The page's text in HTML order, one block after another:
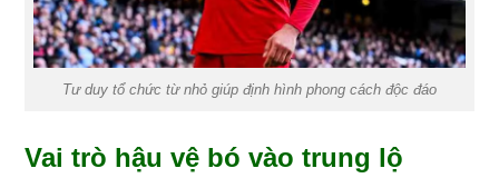
Tư duy tổ chức từ nhỏ giúp định hình phong cách độc đáo
Vai trò hậu vệ bó vào trung lộ